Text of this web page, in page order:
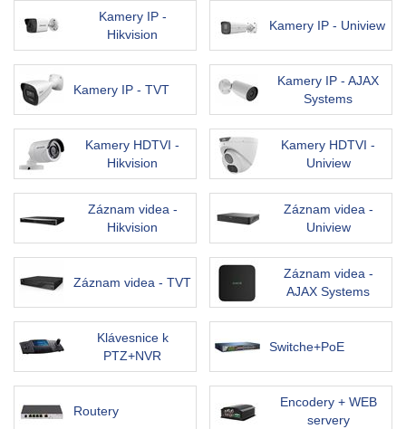
Kamery IP -
Hikvision
Kamery IP - Uniview
Kamery IP - TVT
Kamery IP - AJAX
Systems
Kamery HDTVI -
Hikvision
Kamery HDTVI -
Uniview
Záznam videa -
Hikvision
Záznam videa -
Uniview
Záznam videa - TVT
Záznam videa -
AJAX Systems
Klávesnice k
PTZ+NVR
Switche+PoE
Routery
Encodery + WEB
servery